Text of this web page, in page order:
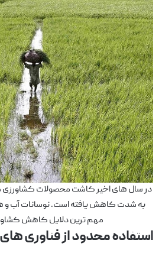
در سال های اخیر کاشت محصولات
به شدت کاهش یافته است. نوسانات آب و
مهم ترین دلایل کاهش
استفاده محدود از فناوری